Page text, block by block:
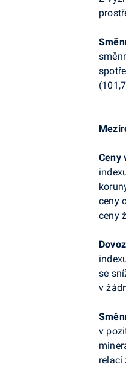
Ceny
ceny
ceny
se
v
v
relací